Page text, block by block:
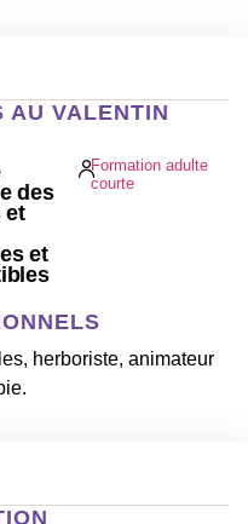
AU VALENTIN
des
et
et
Formation adulte
courte
herboriste, animateur